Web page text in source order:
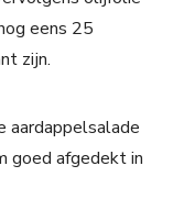
eens 25
zijn.
aardappelsalade
goed afgedekt in